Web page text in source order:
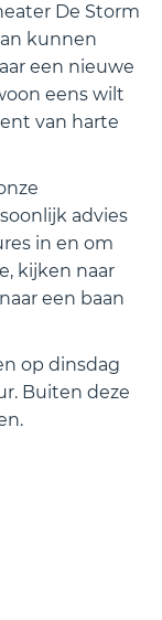
De Storm
kunnen
een nieuwe
eens wilt
van harte
advies
in en om
kijken naar
een baan
op dinsdag
Buiten deze